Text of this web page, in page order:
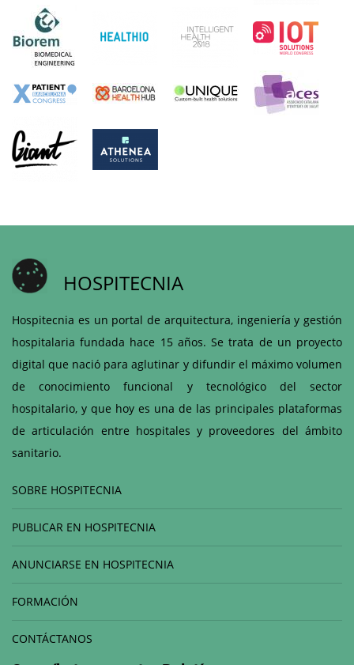
HOSPITECNIA
Hospitecnia es un portal de arquitectura, ingeniería y gestión
hospitalaria fundada hace 15 años. Se trata de un proyecto
digital que nació para aglutinar y difundir el máximo volumen
de conocimiento funcional y tecnológico del sector
hospitalario, y que hoy es una de las principales plataformas
de articulación entre hospitales y proveedores del ámbito
sanitario.
SOBRE HOSPITECNIA
PUBLICAR EN HOSPITECNIA
ANUNCIARSE EN HOSPITECNIA
FORMACIÓN
CONTÁCTANOS